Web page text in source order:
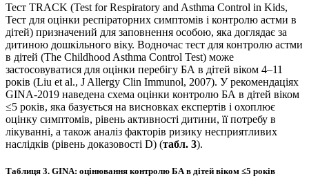
Тест TRACK (Test for Respiratory and Asthma Control in Kids,
Тест для оцінки респіраторних симптомів і контролю астми в
дітей) призначений для заповнення особою, яка доглядає за
дитиною дошкільного віку. Водночас тест для контролю астми
в дітей (The Childhood Asthma Control Test) може
застосовуватися для оцінки перебігу БА в дітей віком 4–11
років (Liu et al., J Allergy Clin Immunol, 2007). У рекомендаціях
GINA-2019 наведена схема оцінки контролю БА в дітей віком
≤5 років, яка базується на висновках експертів і охоплює
оцінку симптомів, рівень активності дитини, її потребу в
лікуванні, а також аналіз факторів ризику несприятливих
наслідків (рівень доказовості D) (табл. 3).
Таблиця 3. GINA: оцінювання контролю БА в дітей віком ≤5 років